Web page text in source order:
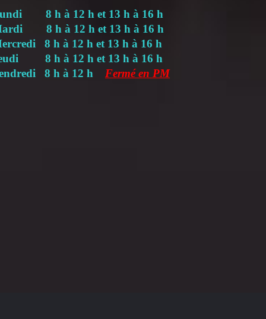
8 h à 12 h et 13 h à 16 h
8 h à 12 h et 13 h à 16 h
8 h à 12 h et 13 h à 16 h
8 h à 12 h et 13 h à 16 h
8 h à 12 h Fermé en PM